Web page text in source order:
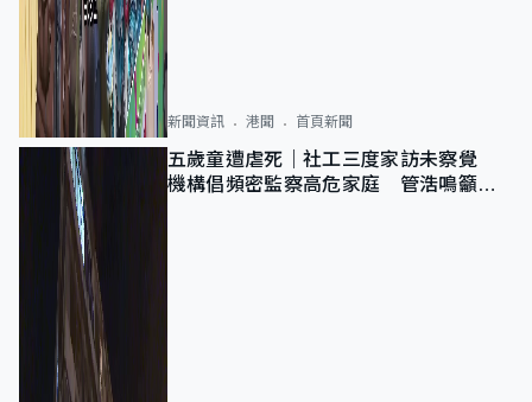
新聞資訊 港聞 首頁新聞
五歲童遭虐死｜社工三度家訪未察覺
機構倡頻密監察高危家庭 管浩鳴籲加